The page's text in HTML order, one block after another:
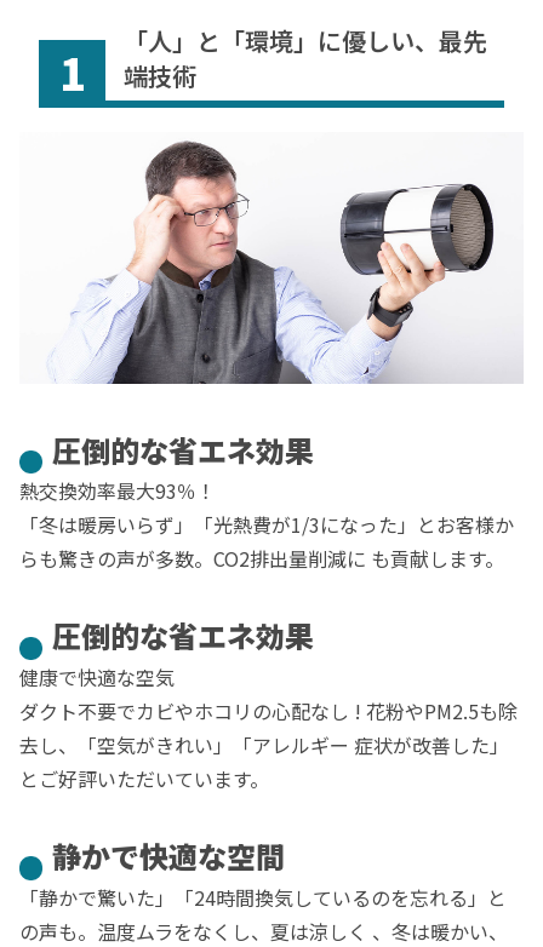
「人」と「環境」に優しい、最先
端技術
1
圧倒的な省エネ効果
熱交換効率最大93％！
「冬は暖房いらず」「光熱費が1/3になった」とお客様か
らも驚きの声が多数。CO2排出量削減に も貢献します。
圧倒的な省エネ効果
健康で快適な空気
ダクト不要でカビやホコリの心配なし ! 花粉やPM2.5も除
去し、「空気がきれい」「アレルギー 症状が改善した」
とご好評いただいています。
静かで快適な空間
「静かで驚いた」「24時間換気しているのを忘れる」と
の声も。温度ムラをなくし、夏は涼しく 、冬は暖かい、